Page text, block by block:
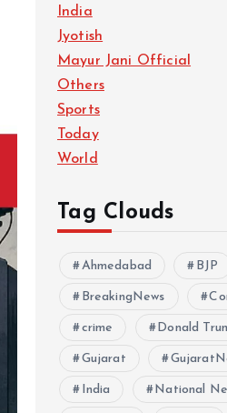
India
Jyotish
Mayur Jani Official
Others
Sports
Today
World
Tag Clouds
Ahmedabad BJP
BreakingNews
crime Donald
Gujarat
India National